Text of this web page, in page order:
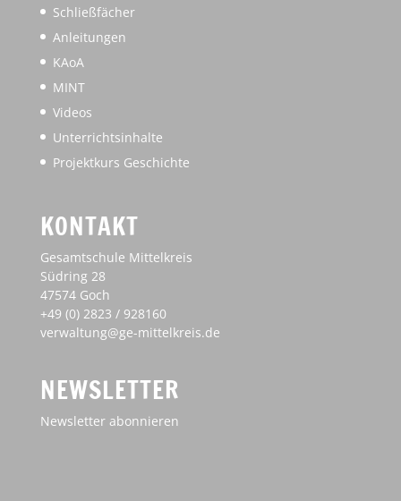
Schließfächer
Anleitungen
KAoA
MINT
Videos
Unterrichtsinhalte
Projektkurs Geschichte
KONTAKT
Gesamtschule Mittelkreis
Südring 28
47574 Goch
+49 (0) 2823 / 928160
verwaltung@ge-mittelkreis.de
NEWSLETTER
Newsletter abonnieren